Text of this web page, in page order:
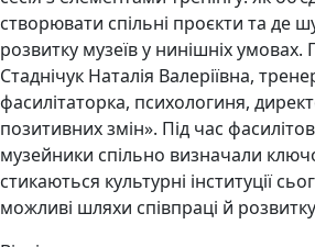
створювати спільні проєкти та де
розвитку музеїв у нинішніх умовах.
Стаднічук Наталія Валеріївна,
фасилітаторка, психологиня,
позитивних змін». Під час
музейники спільно визначали
стикаються культурні інституції
можливі шляхи співпраці й